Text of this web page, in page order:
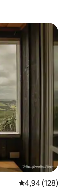
Просечна
4,94 (128)